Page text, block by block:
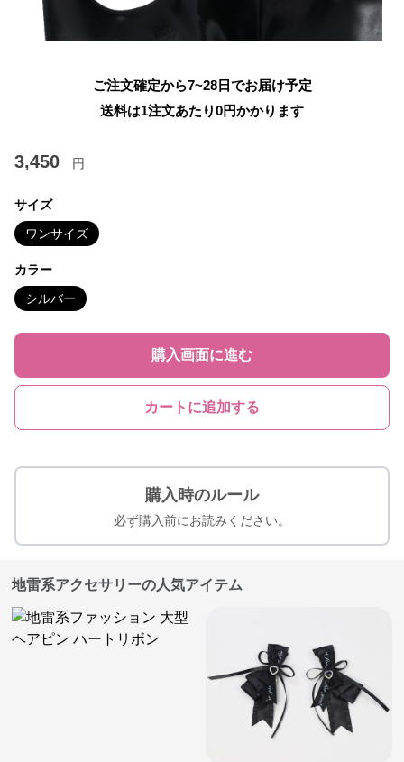
ご注文確定から7~28日でお届け予定
送料は1注文あたり0円かかります
3,450 円
サイズ
ワンサイズ
カラー
シルバー
購入画面に進む
カートに追加する
購入時のルール
必ず購入前にお読みください。
地雷系アクセサリーの人気アイテム